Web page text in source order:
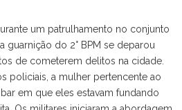
um patrulhamento no conjunto
guarnição do 2° BPM se deparou
de cometerem delitos na cidade.
policiais, a mulher pertencente ao
em que eles estavam fundando